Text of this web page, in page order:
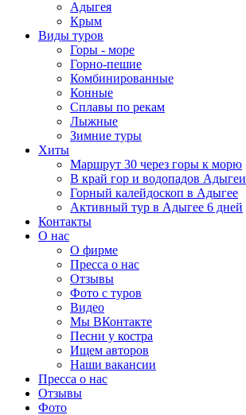
Адыгея
Крым
Виды туров
Горы - море
Горно-пешие
Комбинированные
Конные
Сплавы по рекам
Лыжные
Зимние туры
Хиты
Маршрут 30 через горы к морю
В край гор и водопадов Адыгеи
Горный калейдоскоп в Адыгее
Активный тур в Адыгее 6 дней
Контакты
О нас
О фирме
Пресса о нас
Отзывы
Фото с туров
Видео
Мы ВКонтакте
Песни у костра
Ищем авторов
Наши вакансии
Пресса о нас
Отзывы
Фото